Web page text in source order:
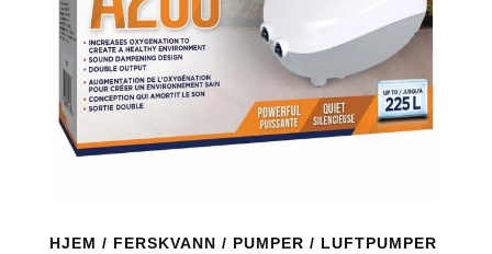
HJEM / FERSKVANN / PUMPER / LUFTPUMPER